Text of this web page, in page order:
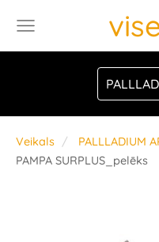
Veikals
PALLLADIUM
PAMPA SURPLUS_pelēks